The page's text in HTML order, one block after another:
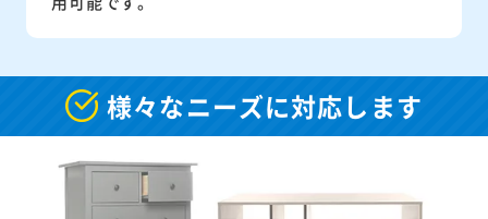
様々なニーズに対応します